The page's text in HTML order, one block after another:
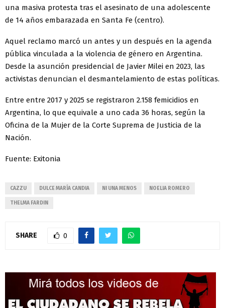
una masiva protesta tras el asesinato de una adolescente
de 14 años embarazada en Santa Fe (centro).
Aquel reclamo marcó un antes y un después en la agenda
pública vinculada a la violencia de género en Argentina.
Desde la asunción presidencial de Javier Milei en 2023, las
activistas denuncian el desmantelamiento de estas políticas.
Entre entre 2017 y 2025 se registraron 2.158 femicidios en
Argentina, lo que equivale a uno cada 36 horas, según la
Oficina de la Mujer de la Corte Suprema de Justicia de la
Nación.
Fuente: Exitonia
CAZZU DULCE MARÍA CANDIA NI UNA MENOS NOELIA ROMERO
THELMA FARDIN
SHARE 0